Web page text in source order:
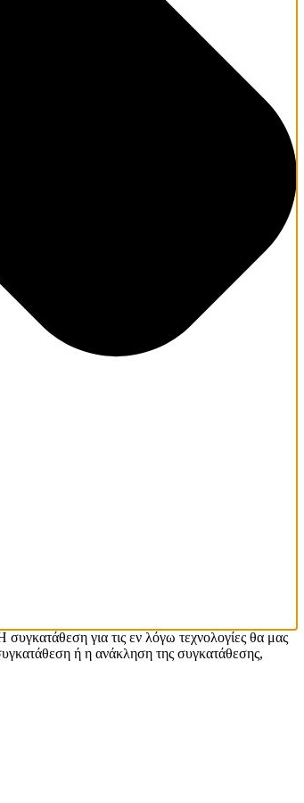
για τις εν λόγω τεχνολογίες θα μας
ή η ανάκληση της συγκατάθεσης,